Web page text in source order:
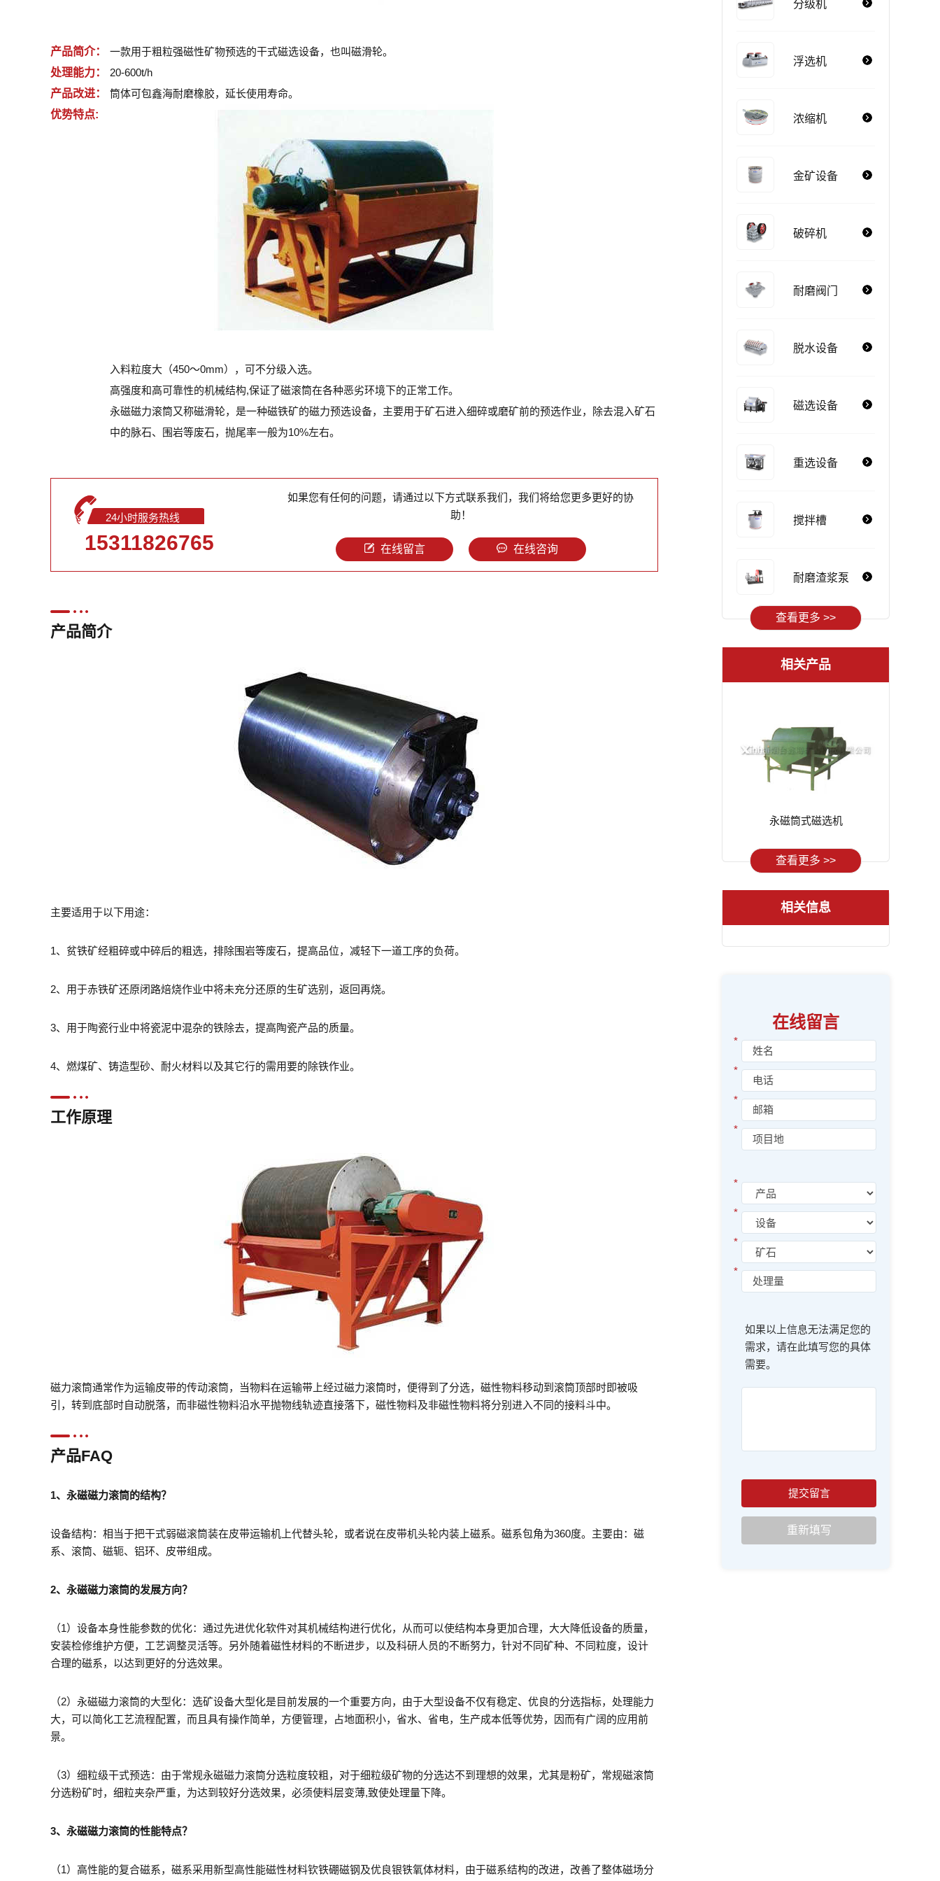
产品简介：
一款用于粗粒强磁性矿物预选的干式磁选设备，也叫磁滑轮。
处理能力：
20-600t/h
产品改进：
筒体可包鑫海耐磨橡胶，延长使用寿命。
优势特点:
入料粒度大（450～0mm），可不分级入选。
高强度和高可靠性的机械结构,保证了磁滚筒在各种恶劣环境下的正常工作。
永磁磁力滚筒又称磁滑轮，是一种磁铁矿的磁力预选设备，主要用于矿石进入细碎或磨矿前的预选作业，除去混入矿石
中的脉石、围岩等废石，抛尾率一般为10%左右。
24小时服务热线
15311826765
如果您有任何的问题，请通过以下方式联系我们，我们将给您更多更好的协
助！
在线留言 在线咨询
产品简介
主要适用于以下用途：
1、贫铁矿经粗碎或中碎后的粗选，排除围岩等废石，提高品位，减轻下一道工序的负荷。
2、用于赤铁矿还原闭路焙烧作业中将未充分还原的生矿选别，返回再烧。
3、用于陶瓷行业中将瓷泥中混杂的铁除去，提高陶瓷产品的质量。
4、燃煤矿、铸造型砂、耐火材料以及其它行的需用要的除铁作业。
工作原理
磁力滚筒通常作为运输皮带的传动滚筒，当物料在运输带上经过磁力滚筒时，便得到了分选，磁性物料移动到滚筒顶部时即被吸
引，转到底部时自动脱落，而非磁性物料沿水平抛物线轨迹直接落下，磁性物料及非磁性物料将分别进入不同的接料斗中。
产品FAQ
1、永磁磁力滚筒的结构？
设备结构：相当于把干式弱磁滚筒装在皮带运输机上代替头轮，或者说在皮带机头轮内装上磁系。磁系包角为360度。主要由：磁
系、滚筒、磁轭、铝环、皮带组成。
2、永磁磁力滚筒的发展方向？
（1）设备本身性能参数的优化：通过先进优化软件对其机械结构进行优化，从而可以使结构本身更加合理，大大降低设备的质量，
安装检修维护方便，工艺调整灵活等。另外随着磁性材料的不断进步，以及科研人员的不断努力，针对不同矿种、不同粒度，设计
合理的磁系，以达到更好的分选效果。
（2）永磁磁力滚筒的大型化：选矿设备大型化是目前发展的一个重要方向，由于大型设备不仅有稳定、优良的分选指标，处理能力
大，可以简化工艺流程配置，而且具有操作简单，方便管理，占地面积小，省水、省电，生产成本低等优势，因而有广阔的应用前
景。
（3）细粒级干式预选：由于常规永磁磁力滚筒分选粒度较粗，对于细粒级矿物的分选达不到理想的效果，尤其是粉矿，常规磁滚筒
分选粉矿时，细粒夹杂严重，为达到较好分选效果，必须使料层变薄,致使处理量下降。
3、永磁磁力滚筒的性能特点？
（1）高性能的复合磁系，磁系采用新型高性能磁性材料钦铁硼磁钢及优良银铁氧体材料，由于磁系结构的改进，改善了整体磁场分
分级机
浮选机
浓缩机
金矿设备
破碎机
耐磨阀门
脱水设备
磁选设备
重选设备
搅拌槽
耐磨渣浆泵
查看更多 >>
相关产品
永磁筒式磁选机
查看更多 >>
相关信息
在线留言
*
*
*
*
*
*
*
*
如果以上信息无法满足您的
需求，请在此填写您的具体
需要。